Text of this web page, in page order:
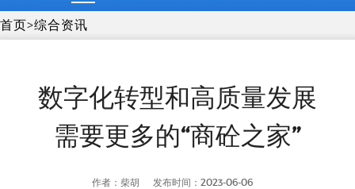
首页>综合资讯
数字化转型和高质量发展
需要更多的“商砼之家”
作者：柴胡 发布时间：2023-06-06